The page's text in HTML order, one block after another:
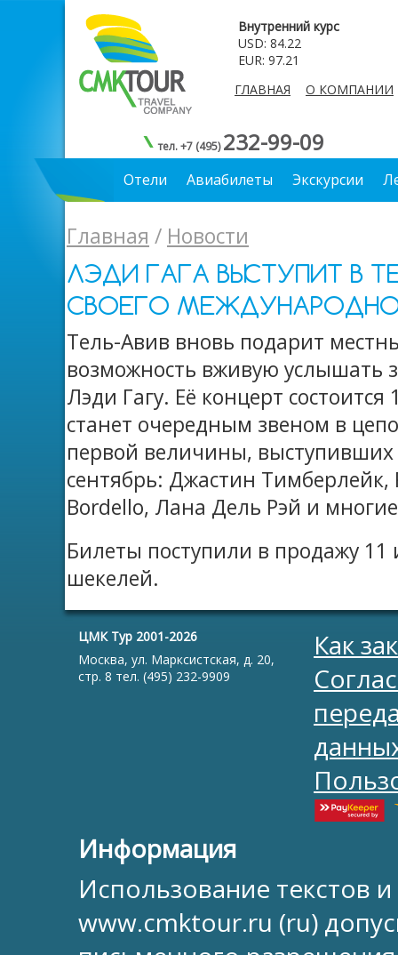
Внутренний курс
USD: 84.22
EUR: 97.21
ГЛАВНАЯ
О КОМПАНИИ
тел. +7 (495)232-99-09
Отели Авиабилеты Экскурсии
Главная / Новости
ЛЭДИ ГАГА ВЫСТУПИТ В
СВОЕГО
Тель-Авив вновь подарит
возможность вживую услышать
Лэди Гагу. Её концерт
станет очередным звеном в
первой величины, выступивших
сентябрь: Джастин Тимберлейк,
Bordello, Лана Дель Рэй и
Билеты поступили в продажу
шекелей.
ЦМК Тур 2001-2026
Москва, ул. Марксистская, д. 20,
стр. 8 тел. (495) 232-9909
Как
Информация
Использование текстов
www.cmktour.ru (ru)